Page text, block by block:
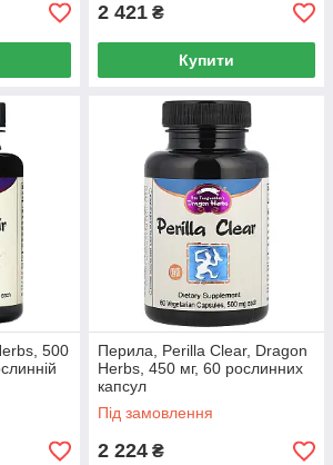
2 421 ₴
Купити
500
Перила, Perilla Clear, Dragon
Herbs, 450 мг, 60 рослинних
капсул
Під замовлення
2 224 ₴